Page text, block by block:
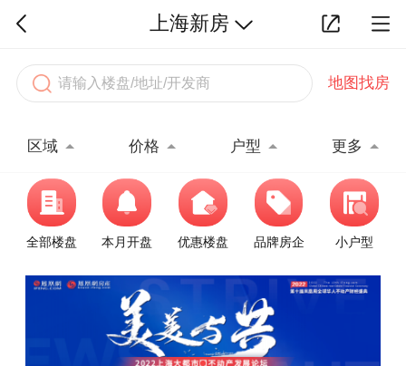
上海新房
地图找房
区域 价格 户型 更多
全部楼盘 本月开盘 优惠楼盘 品牌房企 小户型